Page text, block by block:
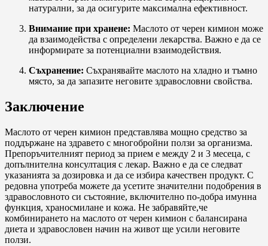
натурални, за да осигурите максимална ефективност.
Внимание при хранене: Маслото от черен кимион може
да взаимодейства с определени лекарства. Важно е да се
информирате за потенциални взаимодействия.
Съхранение: Съхранявайте маслото на хладно и тъмно
място, за да запазите неговите здравословни свойства.
Заключение
Маслото от черен кимион представлява мощно средство за
поддържане на здравето с многобройни ползи за организма.
Препоръчителният период за прием е между 2 и 3 месеца, с
допълнителна консултация с лекар. Важно е да се следват
указанията за дозировка и да се избира качествен продукт. С
редовна употреба можете да усетите значителни подобрения в
здравословното си състояние, включително по-добра имунна
функция, храносмилане и кожа. Не забравяйте,че
комбинирането на маслото от черен кимион с балансирана
диета и здравословен начин на живот ще усили неговите
ползи.